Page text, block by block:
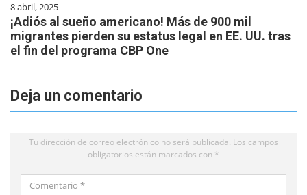
8 abril, 2025
¡Adiós al sueño americano! Más de 900 mil
migrantes pierden su estatus legal en EE. UU. tras
el fin del programa CBP One
Deja un comentario
Tu dirección de correo electrónico no será publicada. Los campos
obligatorios están marcados con *
Comentario